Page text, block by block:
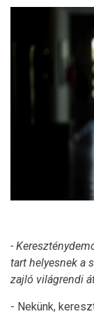
-
tart helyesnek a
zajló világrendi
- Nekünk,